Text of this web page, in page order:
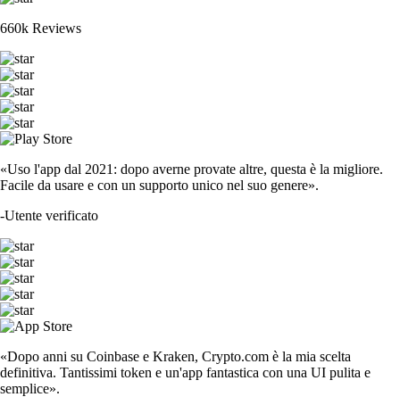
660k Reviews
«Uso l'app dal 2021: dopo averne provate altre, questa è la migliore.
Facile da usare e con un supporto unico nel suo genere».
-Utente verificato
«Dopo anni su Coinbase e Kraken, Crypto.com è la mia scelta
definitiva. Tantissimi token e un'app fantastica con una UI pulita e
semplice».